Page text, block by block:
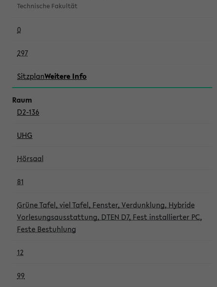
Technische Fakultät
0
297
SitzplanWeitere Info
D2-136
UHG
Hörsaal
81
Grüne Tafel, viel Tafel, Fenster, Verdunklung, Hybride
Vorlesungsausstattung, DTEN D7, Fest installierter PC,
Feste Bestuhlung
12
99